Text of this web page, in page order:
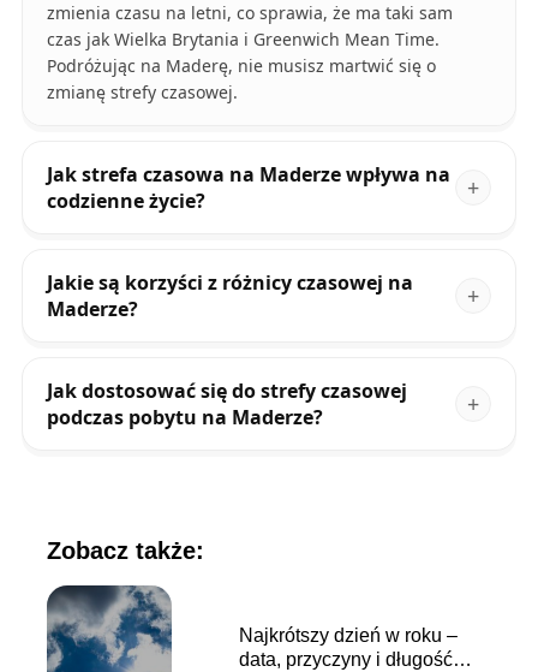
zmienia czasu na letni, co sprawia, że ma taki sam
czas jak Wielka Brytania i Greenwich Mean Time.
Podróżując na Maderę, nie musisz martwić się o
zmianę strefy czasowej.
Jak strefa czasowa na Maderze wpływa na
codzienne życie?
Jakie są korzyści z różnicy czasowej na
Maderze?
Jak dostosować się do strefy czasowej
podczas pobytu na Maderze?
Zobacz także:
Najkrótszy dzień w roku –
data, przyczyny i długość